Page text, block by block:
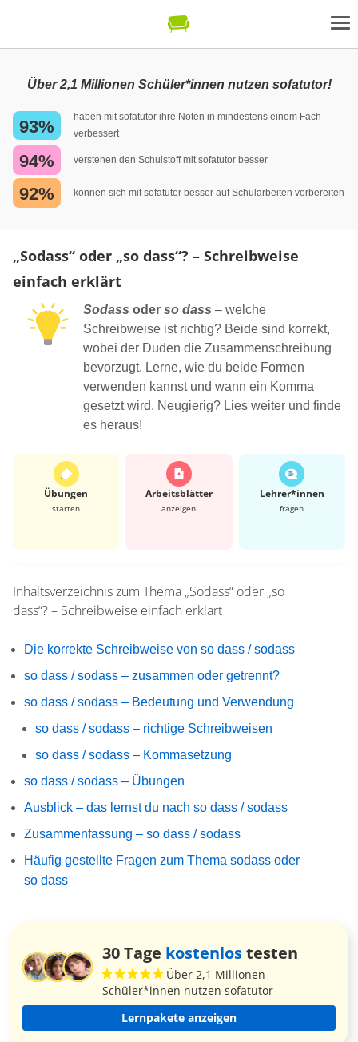
Über 2,1 Millionen Schüler*innen nutzen sofatutor!
93%
haben mit sofatutor ihre Noten in mindestens einem Fach
verbessert
94% verstehen den Schulstoff mit sofatutor besser
92% können sich mit sofatutor besser auf Schularbeiten vorbereiten
„Sodass“ oder „so dass“? – Schreibweise
einfach erklärt
Sodass oder so dass – welche
Schreibweise ist richtig? Beide sind korrekt,
wobei der Duden die Zusammenschreibung
bevorzugt. Lerne, wie du beide Formen
verwenden kannst und wann ein Komma
gesetzt wird. Neugierig? Lies weiter und finde
es heraus!
Übungen
starten
Arbeits­blätter
anzeigen
Lehrer*​innen
fragen
Inhaltsverzeichnis zum Thema „Sodass“ oder „so
dass“? – Schreibweise einfach erklärt
Die korrekte Schreibweise von so dass / sodass
so dass / sodass – zusammen oder getrennt?
so dass / sodass – Bedeutung und Verwendung
so dass / sodass – richtige Schreibweisen
so dass / sodass – Kommasetzung
so dass / sodass – Übungen
Ausblick – das lernst du nach so dass / sodass
Zusammenfassung – so dass / sodass
Häufig gestellte Fragen zum Thema sodass oder
so dass
30 Tage kostenlostesten
Über 2,1 Millionen
Schüler*innen nutzen sofatutor
Lernpakete anzeigen